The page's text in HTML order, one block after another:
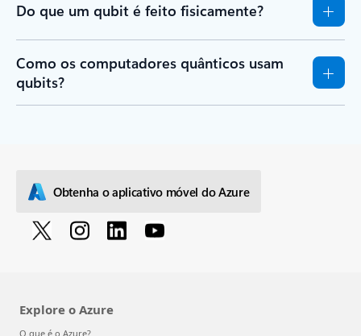
Do que um qubit é feito fisicamente?
Como os computadores quânticos usam
qubits?
Obtenha o aplicativo móvel do Azure
Explore o Azure
O que é o Azure?